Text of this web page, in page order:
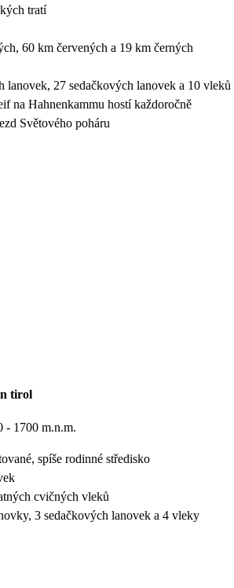
tratí
60 km červených a 19 km černých
lanovek, 27 sedačkových lanovek a 10 vleků
na Hahnenkammu hostí každoročně
Světového poháru
tirol
- 1700 m.n.m.
spíše rodinné středisko
cvičných vleků
3 sedačkových lanovek a 4 vleky